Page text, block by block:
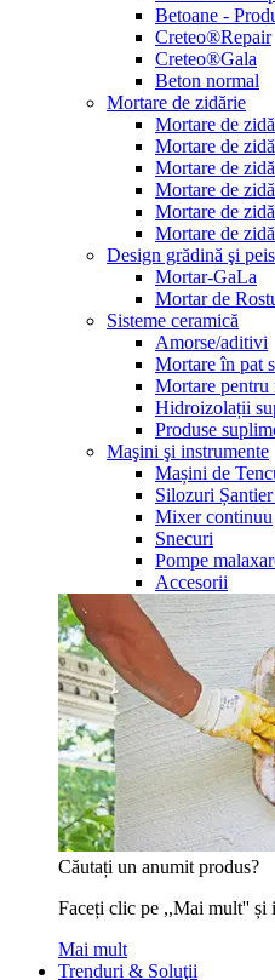
Betoane -
Creteo®Repair
Creteo®Gala
Beton normal
Mortare de zidărie
Mortare de
Mortare de
Mortare de
Mortare de
Mortare de
Mortare de
Design grădină şi
Mortar-GaLa
Mortar de
Sisteme ceramică
Amorse/aditivi
Mortare în pat
Mortare pentru
Hidroizolații
Produse
Maşini şi instrumente
Mașini de
Silozuri
Mixer continuu
Snecuri
Pompe
Accesorii
Căutați un anumit produs?
Faceți clic pe ,,Mai mult'' și
Mai mult
Trenduri & Soluţii